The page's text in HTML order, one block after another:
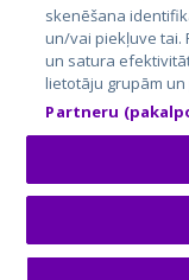
GetaPro.lv
GetaPro.ee
Skelbiu.lt
Autoplius.lt
Aruodas.lt
skenēšana
un/vai piekļuve tai.
un satura
lietotāju grupām
Partneru